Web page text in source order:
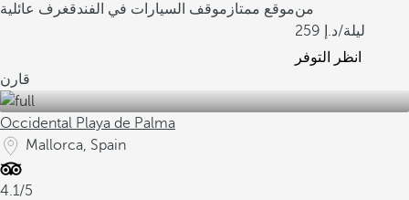
موقع ممتاز موقف السيارات في الفندقغرف عائلية
من
259
/ليلة
انظر التوفر
قارن
Occidental Playa de Palma
Mallorca, Spain
4.1/5